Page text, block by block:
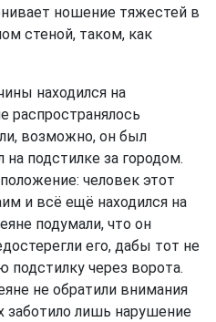
ношение тяжестей в
стеной, таком, как
находился на
распространялось
возможно, он был
подстилке за городом.
человек этот
и всё ещё находился на
подумали, что он
его, дабы тот не
через ворота.
не обратили внимания
заботило лишь нарушение